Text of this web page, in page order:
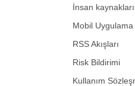
İnsan kaynakları
Mobil Uygulama
RSS Akışları
Risk Bildirimi
Kullanım